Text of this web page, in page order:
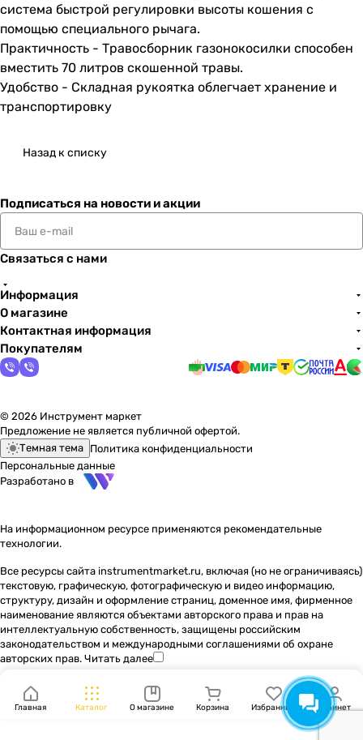
система быстрой регулировки высоты кошения с
помощью специального рычага.
Практичность - Травосборник газонокосилки способен
вместить 70 литров скошенной травы.
Удобство - Складная рукоятка облегчает хранение и
транспортировку
Назад к списку
Подписаться на новости и акции
Связаться с нами
Информация
О магазине
Контактная информация
Покупателям
© 2026 Инструмент маркет
Предложение не является публичной офертой.
Темная тема Политика конфиденциальности
Персональные данные
Разработано в
На информационном ресурсе применяются рекомендательные
технологии.
Все ресурсы сайта instrumentmarket.ru, включая (но не ограничиваясь)
текстовую, графическую, фотографическую и видео информацию,
структуру, дизайн и оформление страниц, доменное имя, фирменное
наименование являются объектами авторского права и прав на
интеллектуальную собственность, защищены российским
законодательством и международными соглашениями об охране
авторских прав. Читать далее
Главная Каталог О магазине Корзина Избранные Кабинет